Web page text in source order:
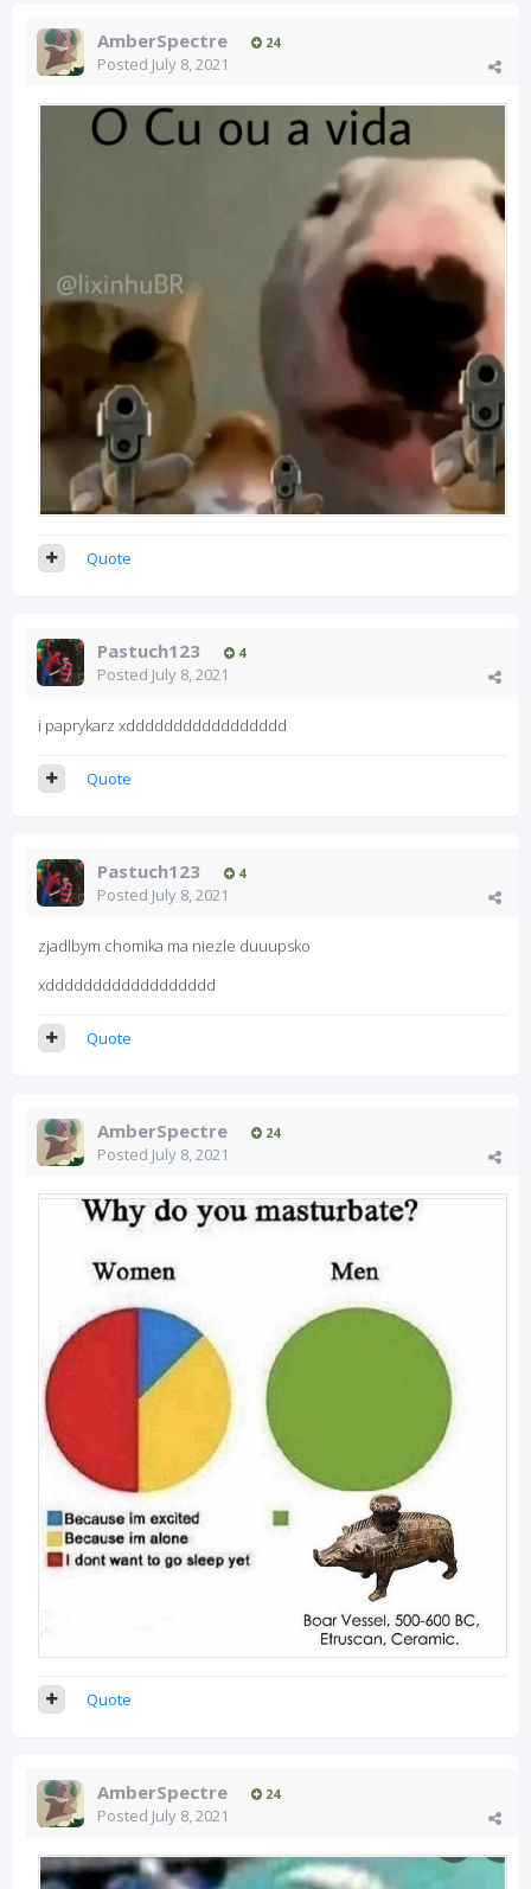
AmberSpectre 24
Posted July 8, 2021
Quote
Pastuch123 4
Posted July 8, 2021
i paprykarz xddddddddddddddddd
Quote
Pastuch123 4
Posted July 8, 2021
zjadlbym chomika ma niezle duuupsko
xdddddddddddddddddd
Quote
AmberSpectre 24
Posted July 8, 2021
Quote
AmberSpectre 24
Posted July 8, 2021